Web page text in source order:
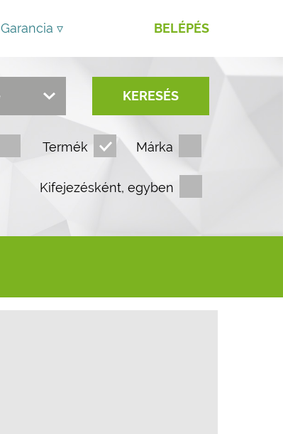
Garancia ▿ BELÉPÉS
KERESÉS
Termék Márka
Kifejezésként, egyben